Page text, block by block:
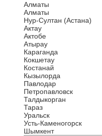
Алматы
Алматы
Нур-Султан (Астана)
Актау
Актобе
Атырау
Караганда
Кокшетау
Костанай
Кызылорда
Павлодар
Петропавловск
Талдыкорган
Тараз
Уральск
Усть-Каменогорск
Шымкент